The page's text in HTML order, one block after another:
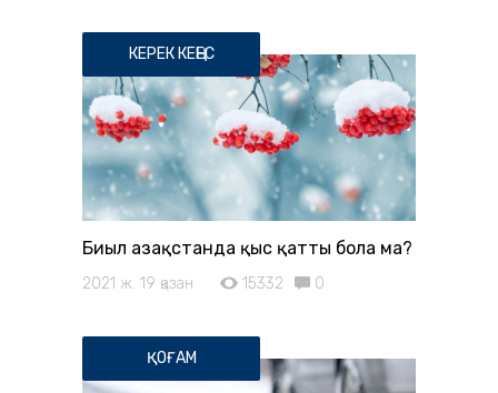
КЕРЕК КЕҢЕС
Биыл Қазақстанда қыс қатты бола ма?
2021 ж. 19 қазан 15332 0
ҚОҒАМ